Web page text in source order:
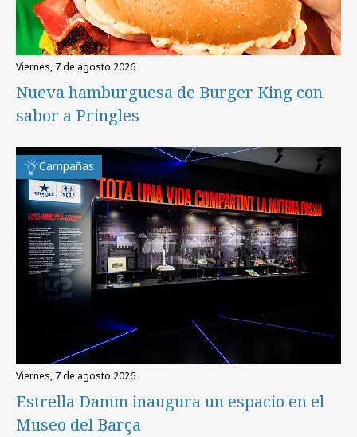
viernes, 7 de agosto 2026
Nueva hamburguesa de Burger King con
sabor a Pringles
Campañas
viernes, 7 de agosto 2026
Estrella Damm inaugura un espacio en el
Museo del Barça